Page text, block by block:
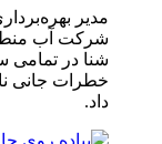
مدیر
شرکت آب
شنا در تمامی
خطرات جانی
داد.